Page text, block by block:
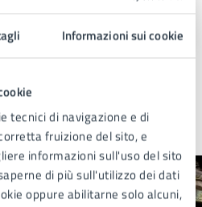
Informazioni sui cookie
tecnici di navigazione e di
fruizione del sito, e
informazioni sull'uso del sito
di più sull'utilizzo dei dati
oppure abilitarne solo alcuni,
2025, 14:49
informazioni su questa